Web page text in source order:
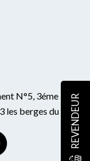
N°5, 3éme
les berges du lacREVENDEUR